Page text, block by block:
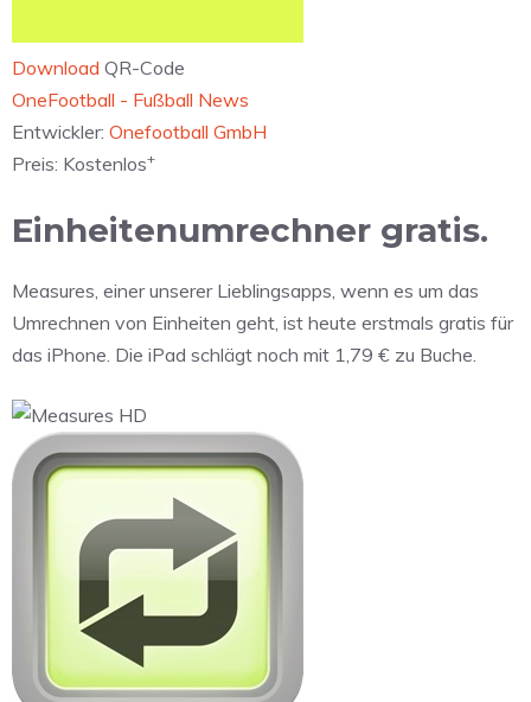
Download QR-Code
‎OneFootball - Fußball News
Entwickler: Onefootball GmbH
Preis: Kostenlos+
Einheitenumrechner gratis.
Measures, einer unserer Lieblingsapps, wenn es um das
Umrechnen von Einheiten geht, ist heute erstmals gratis für
das iPhone. Die iPad schlägt noch mit 1,79 € zu Buche.